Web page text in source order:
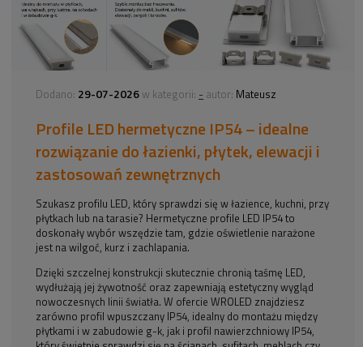
Dodano: 29-07-2026 w kategorii: - autor: Mateusz
Profile LED hermetyczne IP54 – idealne
rozwiązanie do łazienki, płytek, elewacji i
zastosowań zewnętrznych
Szukasz profilu LED, który sprawdzi się w łazience, kuchni, przy
płytkach lub na tarasie? Hermetyczne profile LED IP54 to
doskonały wybór wszędzie tam, gdzie oświetlenie narażone
jest na wilgoć, kurz i zachlapania.
Dzięki szczelnej konstrukcji skutecznie chronią taśmę LED,
wydłużają jej żywotność oraz zapewniają estetyczny wygląd
nowoczesnych linii światła. W ofercie WROLED znajdziesz
zarówno profil wpuszczany IP54, idealny do montażu między
płytkami i w zabudowie g-k, jak i profil nawierzchniowy IP54,